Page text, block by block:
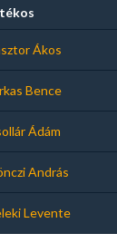
Ákos
Bence
Ádám
András
Levente